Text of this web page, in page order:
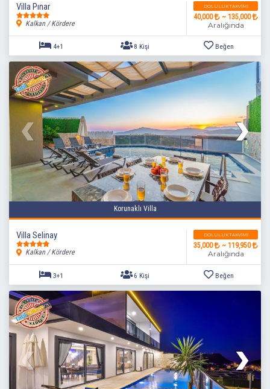
2 Kişi
Villa Pınar
Kalkan / Kördere
DOLULUK TAKVIMI
40,000 ~ 135,000
Aralığında
4+1 8 Kişi
Korunaklı Villa
Villa Selinay
Kalkan / Kördere
DOLULUK TAKVIMI
35,000 ~ 119,950
Aralığında